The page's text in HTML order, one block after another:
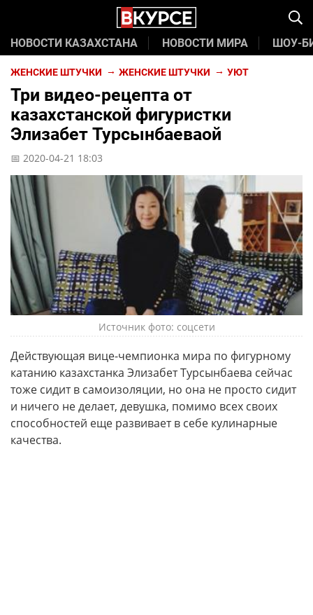
НОВОСТИ КАЗАХСТАНА НОВОСТИ МИРА ШОУ-
ЖЕНСКИЕ ШТУЧКИ ЖЕНСКИЕ ШТУЧКИ УЮТ
Три видео-рецепта от
казахстанской фигуристки
Элизабет Турсынбаеваой
📅 2020-04-21 18:03
Источник фото: соцсети
Действующая вице-чемпионка мира по фигурному
катанию казахстанка Элизабет Турсынбаева сейчас
тоже сидит в самоизоляции, но она не просто сидит
и ничего не делает, девушка, помимо всех своих
способностей еще развивает в себе кулинарные
качества.